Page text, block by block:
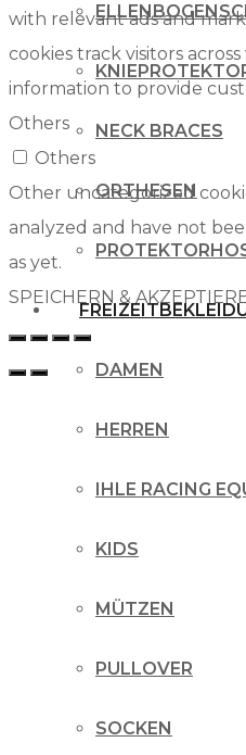
NECK BRACES
ORTHESEN
DAMEN
HERREN
IHLE RACING
KIDS
MÜTZEN
PULLOVER
SOCKEN
with relevant ads and
cookies track visitors
information to provide
Others
Others
Other uncategorized
analyzed and have not
as yet.
SPEICHERN &